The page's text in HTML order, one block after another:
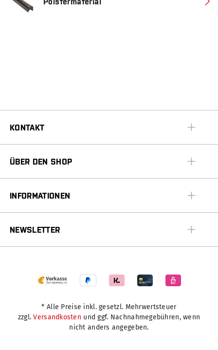
KONTAKT
ÜBER DEN SHOP
INFORMATIONEN
NEWSLETTER
* Alle Preise inkl. gesetzl. Mehrwertsteuer
zzgl.Versandkosten und ggf. Nachnahmegebühren, wenn
nicht anders angegeben.